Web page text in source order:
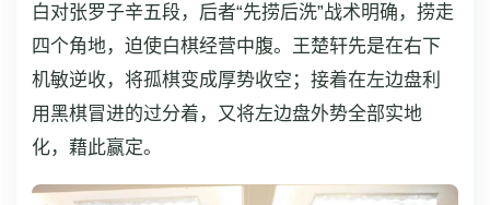
白对张罗子辛五段，后者“先捞后洗”战术明确，捞走
四个角地，迫使白棋经营中腹。王楚轩先是在右下
机敏逆收，将孤棋变成厚势收空；接着在左边盘利
用黑棋冒进的过分着，又将左边盘外势全部实地
化，藉此赢定。